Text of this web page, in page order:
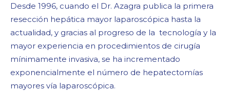
Desde 1996, cuando el Dr. Azagra publica la primera
resección hepática mayor laparoscópica hasta la
actualidad, y gracias al progreso de la tecnología y la
mayor experiencia en procedimientos de cirugía
mínimamente invasiva, se ha incrementado
exponencialmente el número de hepatectomías
mayores vía laparoscópica.